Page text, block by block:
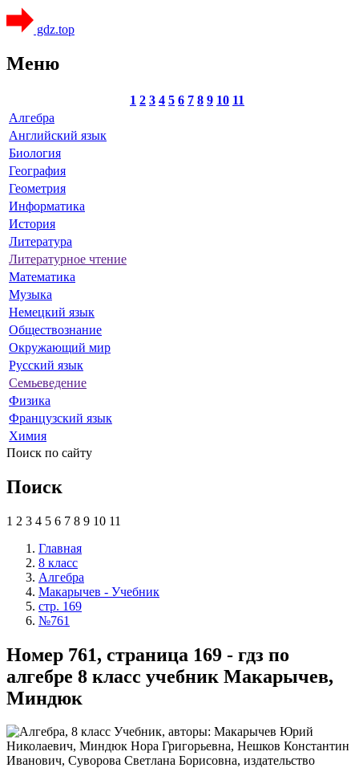
gdz.top
Меню
1 2 3 4 5 6 7 8 9 10 11
Алгебра
Английский язык
Биология
География
Геометрия
Информатика
История
Литература
Литературное чтение
Математика
Музыка
Немецкий язык
Обществознание
Окружающий мир
Русский язык
Семьеведение
Физика
Французский язык
Химия
Поиск по сайту
Поиск
1 2 3 4 5 6 7 8 9 10 11
Главная
8 класс
Алгебра
Макарычев - Учебник
стр. 169
№761
Номер 761, страница 169 - гдз по
алгебре 8 класс учебник Макарычев,
Миндюк